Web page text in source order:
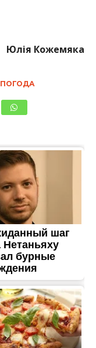
Юлія Кожемяка
ПОГОДА